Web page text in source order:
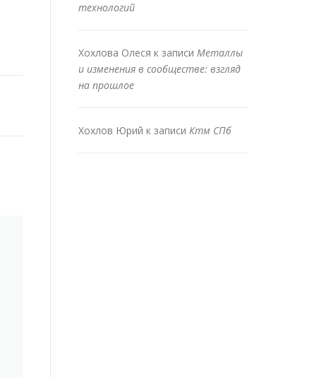
технологий
Хохлова Олеся к записи Металлы
и изменения в сообществе: взгляд
на прошлое
Хохлов Юрий к записи Ктм СПб